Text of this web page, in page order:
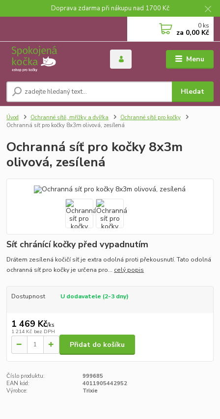
Doprava zdarma při nákupu nad 1700 Kč
Menu
Hledat
0 ks
za 0,00 Kč
Úvod Ochranné sítě, mřížky a dvířka
Ochranné sítě pro kočky
Ochranná síť pro kočky 8x3m olivová, zesílená
Ochranná síť pro kočky 8x3m
olivová, zesílená
Síť chránící kočky před vypadnutím
Drátem zesílená kočičí síť je extra odolná proti překousnutí. Tato odolná
ochranná síť pro kočky je určena pro... celý popis
Dostupnost U dodavatele (2-3 dny)
1 469 Kč/ks
1 214 Kč bez DPH
Přidat do košíku
Číslo produktu:
999685
EAN kód:
4011905442952
Výrobce:
Trixie